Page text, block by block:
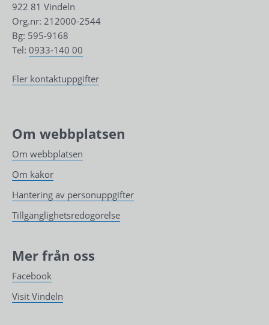
922 81 Vindeln
Org.nr: 212000-2544
Bg: 595-9168
Tel: 0933-140 00
Fler kontaktuppgifter
Om webbplatsen
Om webbplatsen
Om kakor
Hantering av personuppgifter
Tillgänglighetsredogörelse
Mer från oss
Facebook
Visit Vindeln